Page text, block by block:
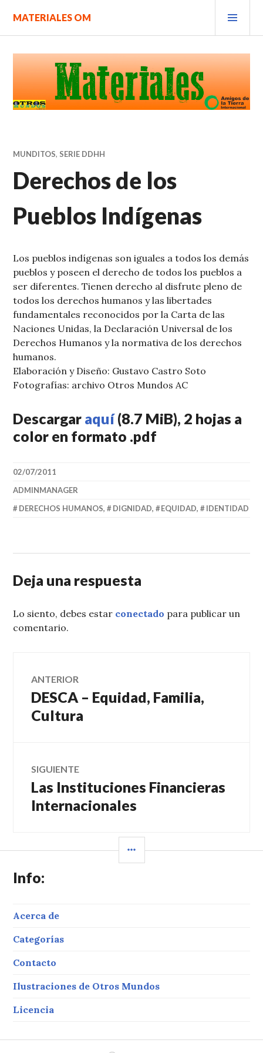
contenido.
MATERIALES OM
MUNDITOS, SERIE DDHH
Derechos de los
Pueblos Indígenas
Los pueblos indígenas son iguales a todos los demás
pueblos y poseen el derecho de todos los pueblos a
ser diferentes. Tienen derecho al disfrute pleno de
todos los derechos humanos y las libertades
fundamentales reconocidos por la Carta de las
Naciones Unidas, la Declaración Universal de los
Derechos Humanos y la normativa de los derechos
humanos.
Elaboración y Diseño: Gustavo Castro Soto
Fotografías: archivo Otros Mundos AC
Descargar aquí(8.7 MiB), 2 hojas a
color en formato .pdf
02/07/2011
ADMINMANAGER
DERECHOS HUMANOS, DIGNIDAD, EQUIDAD, IDENTIDAD
Deja una respuesta
Lo siento, debes estar conectado para publicar un
comentario.
Navegación
de
ANTERIOR
Entrada
anterior:
DESCA – Equidad, Familia,
Cultura
SIGUIENTE
Entrada
siguiente:
Las Instituciones Financieras
Internacionales
LATERAL
Info:
Acerca de
Categorías
Contacto
Ilustraciones de Otros Mundos
Licencia